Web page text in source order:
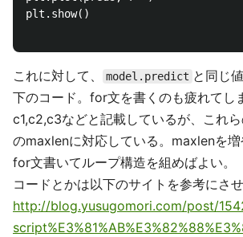
plt.show()
これに対して、 model.predict と同じ
下のコード。for文を書くのも疲れてし
c1,c2,c3などと記載しているが、これ
のmaxlenに対応している。maxlenを増
for文書いてループ構造を組めばよい。
コードとかは以下のサイトを参考にさせ
http://blog.yusugomori.com/post/